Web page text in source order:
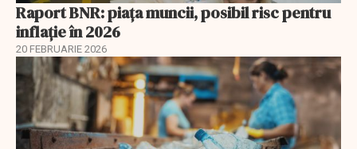
Raport BNR: piața muncii, posibil risc pentru
inflație în 2026
20 FEBRUARIE 2026